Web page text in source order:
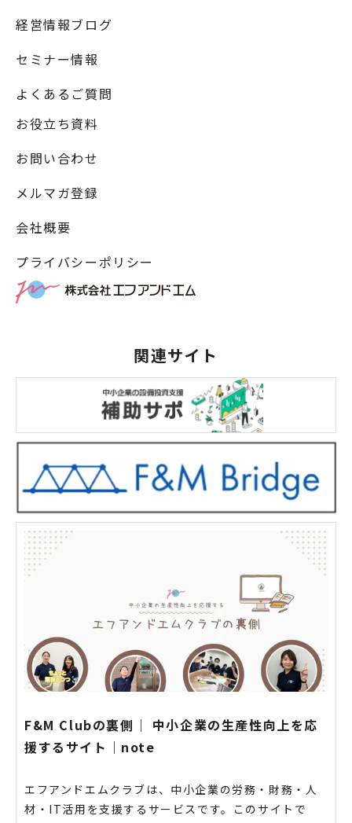
経営情報ブログ
セミナー情報
よくあるご質問
お役立ち資料
お問い合わせ
メルマガ登録
会社概要
プライバシーポリシー
関連サイト
F&M Clubの裏側｜ 中小企業の生産性向上を応
援するサイト｜note
エフアンドエムクラブは、中小企業の労務・財務・人
材・IT活用を支援するサービスです。このサイトで